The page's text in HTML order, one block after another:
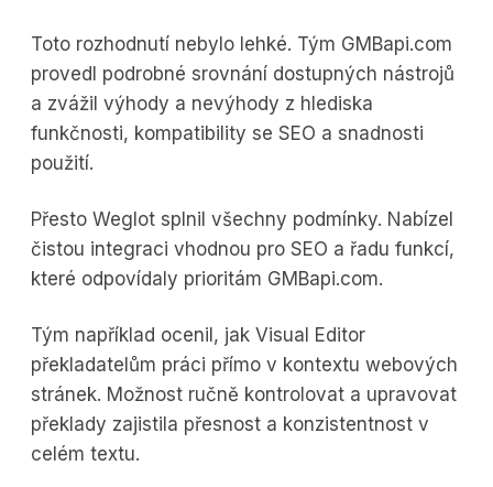
Toto rozhodnutí nebylo lehké. Tým GMBapi.com
provedl podrobné srovnání dostupných nástrojů
a zvážil výhody a nevýhody z hlediska
funkčnosti, kompatibility se SEO a snadnosti
použití.
Přesto Weglot splnil všechny podmínky. Nabízel
čistou integraci vhodnou pro SEO a řadu funkcí,
které odpovídaly prioritám GMBapi.com.
Tým například ocenil, jak Visual Editor
překladatelům práci přímo v kontextu webových
stránek. Možnost ručně kontrolovat a upravovat
překlady zajistila přesnost a konzistentnost v
celém textu.